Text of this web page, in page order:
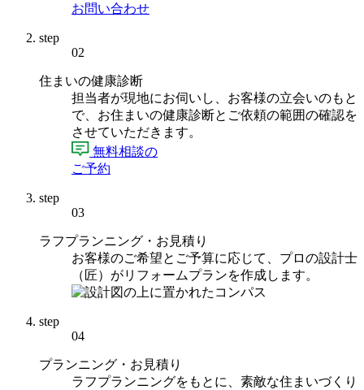
お問い合わせ
step
02
住まいの健康診断
担当者が現地にお伺いし、お客様の立会いのもと
で、お住まいの健康診断とご依頼の範囲の確認を
させていただきます。
無料相談の
ご予約
step
03
ラフプランニング・お見積り
お客様のご希望とご予算に応じて、プロの設計士
（匠）がリフォームプランを作成します。
step
04
プランニング・お見積り
ラフプランニングをもとに、素敵な住まいづくり